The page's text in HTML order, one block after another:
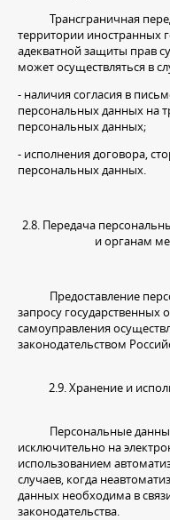
Трансграничная
территории иностранных
адекватной защиты прав
может осуществляться в
- наличия согласия в
персональных данных на
персональных данных;
- исполнения договора,
персональных данных.
2.8. Передача
и органам
Предоставление
запросу государственных
самоуправления
законодательством
2.9. Хранение и
Персональные данные
исключительно на
использованием
случаев, когда
данных необходима в
законодательства.